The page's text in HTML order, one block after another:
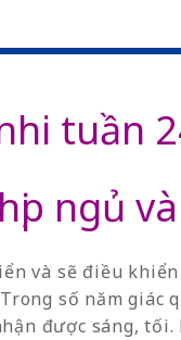
tuần
ngủ
và sẽ điều
số năm
được sáng,